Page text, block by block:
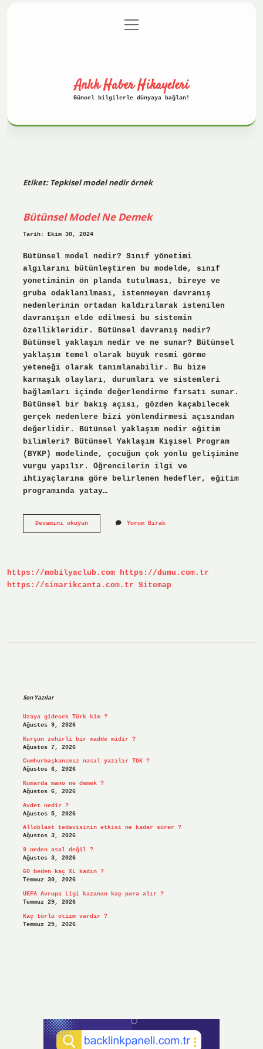
Gizlilik Politikası
menüyü
aç
Anlık Haber Hikayeleri
Güncel bilgilerle dünyaya bağlan!
Etiket: Tepkisel model nedir örnek
Bütünsel Model Ne Demek
Tarih: Ekim 30, 2024
Bütünsel model nedir? Sınıf yönetimi
algılarını bütünleştiren bu modelde, sınıf
yönetiminin ön planda tutulması, bireye ve
gruba odaklanılması, istenmeyen davranış
nedenlerinin ortadan kaldırılarak istenilen
davranışın elde edilmesi bu sistemin
özellikleridir. Bütünsel davranış nedir?
Bütünsel yaklaşım nedir ve ne sunar? Bütünsel
yaklaşım temel olarak büyük resmi görme
yeteneği olarak tanımlanabilir. Bu bize
karmaşık olayları, durumları ve sistemleri
bağlamları içinde değerlendirme fırsatı sunar.
Bütünsel bir bakış açısı, gözden kaçabilecek
gerçek nedenlere bizi yönlendirmesi açısından
değerlidir. Bütünsel yaklaşım nedir eğitim
bilimleri? Bütünsel Yaklaşım Kişisel Program
(BYKP) modelinde, çocuğun çok yönlü gelişimine
vurgu yapılır. Öğrencilerin ilgi ve
ihtiyaçlarına göre belirlenen hedefler, eğitim
programında yatay…
Devamını okuyunBütünsel
Yorum Bırak
https://mobilyaclub.com https://dumu.com.tr
https://simarikcanta.com.tr Sitemap
Son Yazılar
Uzaya gidecek Türk kim ?
Ağustos 9, 2026
Kurşun zehirli bir madde midir ?
Ağustos 7, 2026
Cumhurbaşkanımız nasıl yazılır TDK ?
Ağustos 6, 2026
Kumarda mano ne demek ?
Ağustos 6, 2026
Avdet nedir ?
Ağustos 5, 2026
Alloblast tedavisinin etkisi ne kadar sürer ?
Ağustos 3, 2026
9 neden asal değil ?
Ağustos 3, 2026
60 beden kaç XL kadın ?
Temmuz 30, 2026
UEFA Avrupa Ligi kazanan kaç para alır ?
Temmuz 29, 2026
Kaç türlü otizm vardır ?
Temmuz 25, 2026